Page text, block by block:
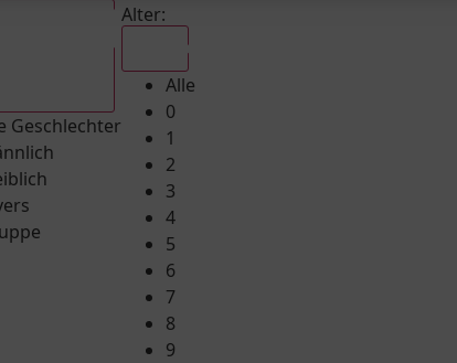
Geschlechter
Alter:
Alle
0
1
2
3
4
5
6
7
8
9